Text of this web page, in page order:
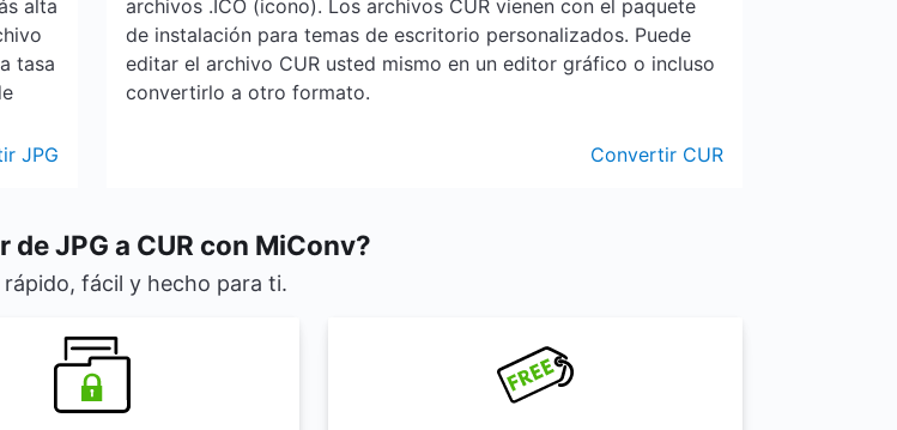
alta
tasa
JPG
archivos .ICO (icono). Los archivos CUR vienen con el paquete
de instalación para temas de escritorio personalizados. Puede
editar el archivo CUR usted mismo en un editor gráfico o incluso
convertirlo a otro formato.
Convertir CUR
de JPG a CUR con MiConv?
rápido, fácil y hecho para ti.